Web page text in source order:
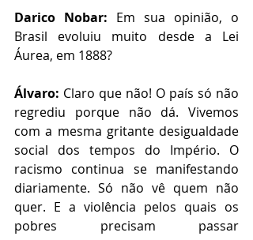
Darico Nobar: Em sua opinião, o
Brasil evoluiu muito desde a Lei
Áurea, em 1888?
Álvaro: Claro que não! O país só não
regrediu porque não dá. Vivemos
com a mesma gritante desigualdade
social dos tempos do Império. O
racismo continua se manifestando
diariamente. Só não vê quem não
quer. E a violência pelos quais os
pobres precisam passar